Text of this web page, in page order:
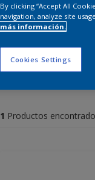
1 Productos
By clicking “Accept All
navigation, analyze site
más información.
Cookies Settings